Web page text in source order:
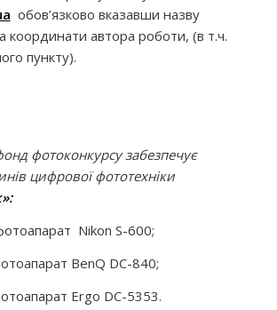
обов’язково вказавши назву
координати автора роботи, (в т.ч.
пункту).
фотоконкурсу забезпечує
цифрової фототехніки
Nikon S-600;
BenQ DC-840;
Ergo DC-5353.